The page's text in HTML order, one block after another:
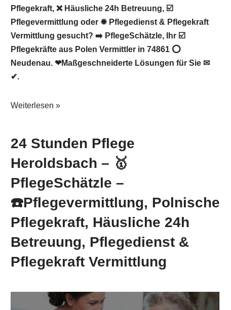
Pflegekraft, ❌ Häusliche 24h Betreuung, ☑️
Pflegevermittlung oder ✹ Pflegedienst & Pflegekraft
Vermittlung gesucht? ➡️ PflegeSchätzle, Ihr ☑️
Pflegekräfte aus Polen Vermittler in 74861 ⭕
Neudenau. ❤Maßgeschneiderte Lösungen für Sie ✉
✔.
Weiterlesen »
24 Stunden Pflege
Heroldsbach – 🥇
PflegeSchätzle –
☎️Pflegevermittlung, Polnische
Pflegekraft, Häusliche 24h
Betreuung, Pflegedienst &
Pflegekraft Vermittlung